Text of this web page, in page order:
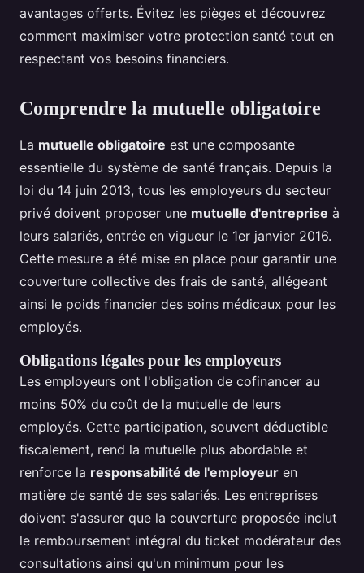
avantages offerts. Évitez les pièges et découvrez
comment maximiser votre protection santé tout en
respectant vos besoins financiers.
Comprendre la mutuelle obligatoire
La mutuelle obligatoire est une composante
essentielle du système de santé français. Depuis la
loi du 14 juin 2013, tous les employeurs du secteur
privé doivent proposer une mutuelle d'entreprise à
leurs salariés, entrée en vigueur le 1er janvier 2016.
Cette mesure a été mise en place pour garantir une
couverture collective des frais de santé, allégeant
ainsi le poids financier des soins médicaux pour les
employés.
Obligations légales pour les employeurs
Les employeurs ont l'obligation de cofinancer au
moins 50% du coût de la mutuelle de leurs
employés. Cette participation, souvent déductible
fiscalement, rend la mutuelle plus abordable et
renforce la responsabilité de l'employeur en
matière de santé de ses salariés. Les entreprises
doivent s'assurer que la couverture proposée inclut
le remboursement intégral du ticket modérateur des
consultations ainsi qu'un minimum pour les